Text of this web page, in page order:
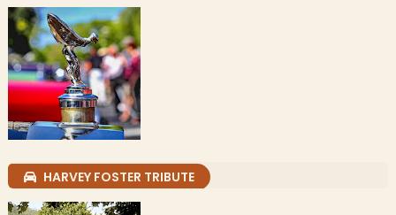
HARVEY FOSTER TRIBUTE